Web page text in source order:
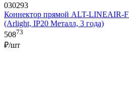
030293
Коннектор прямой ALT-LINEAIR-
(Arlight, IP20 Металл, 3 года)
50873
₽/шт